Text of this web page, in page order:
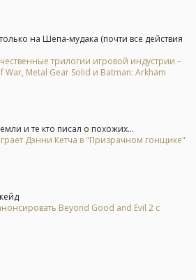
на Шепа-мудака (почти все действия
трилогии игровой индустрии –
War, Metal Gear Solid и Batman: Arkham
и те кто писал о похожих...
Дэнни Кетча в "Призрачном гонщике"
Beyond Good and Evil 2 с